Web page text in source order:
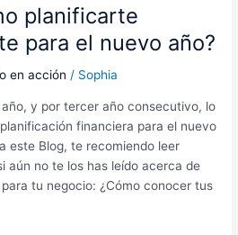
planificarte
para el nuevo año?
en acción / Sophia
y por tercer año consecutivo, lo
financiera para el nuevo
este Blog, te recomiendo leer
aún no te los has leído acerca de
tu negocio: ¿Cómo conocer tus